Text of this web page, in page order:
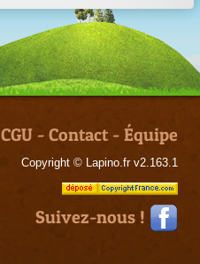
CGU - Contact - Équipe
Copyright © Lapino.fr v2.163.1
Suivez-nous !